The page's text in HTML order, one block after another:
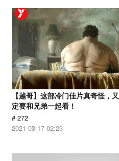
【越哥】这部冷门佳片真奇怪，
定要和兄弟一起看！
# 272
2021-03-17 02:23